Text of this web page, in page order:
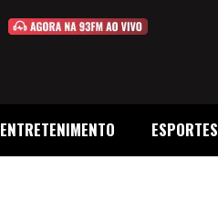
ENTRETENIMENTO ESPORTES